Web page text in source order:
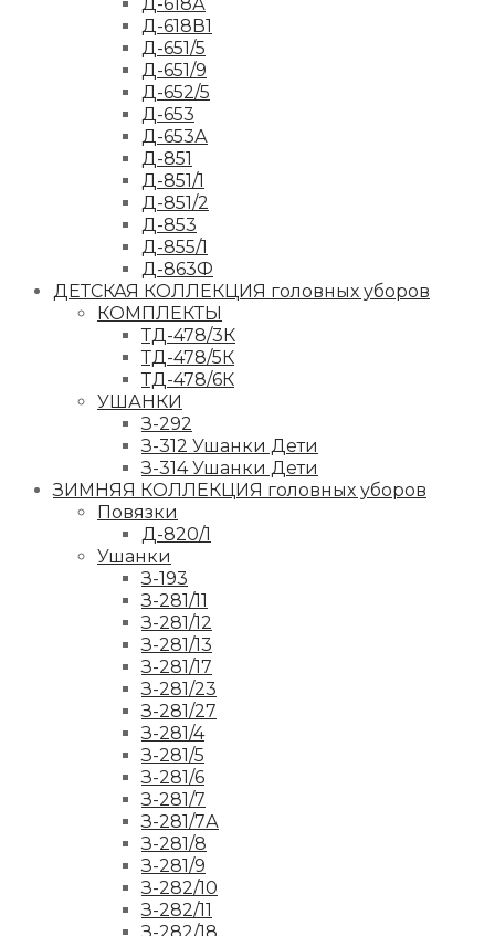
Д-618В1
Д-651/5
Д-651/9
Д-652/5
Д-653
Д-653А
Д-851
Д-851/1
Д-851/2
Д-853
Д-855/1
Д-863Ф
ДЕТСКАЯ КОЛЛЕКЦИЯ головных уборов
КОМПЛЕКТЫ
ТД-478/3К
ТД-478/5К
ТД-478/6К
УШАНКИ
З-292
З-312 Ушанки Дети
З-314 Ушанки Дети
ЗИМНЯЯ КОЛЛЕКЦИЯ головных уборов
Повязки
Д-820/1
Ушанки
З-193
З-281/11
З-281/12
З-281/13
З-281/17
З-281/23
З-281/27
З-281/4
З-281/5
З-281/6
З-281/7
З-281/7А
З-281/8
З-281/9
З-282/10
З-282/11